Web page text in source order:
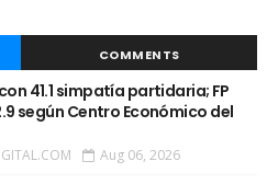
COMMENTS
41.1 simpatía partidaria; FP
según Centro Económico del
Aug 06, 2026